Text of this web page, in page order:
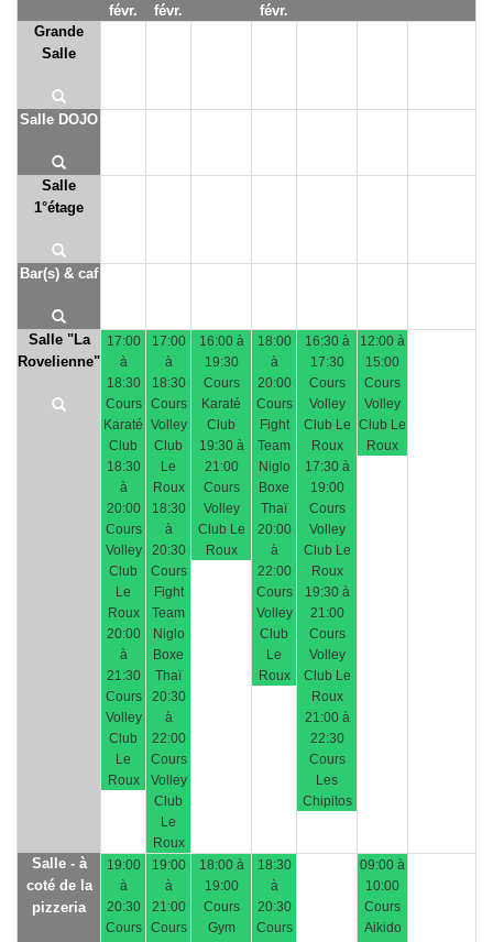
févr.
févr.
févr.
Grande
Salle
Salle DOJO
Salle
1°étage
Bar(s) & caf
Salle "La
Rovelienne"
17:00
à
18:30
Cours
Karaté
Club
18:30
à
20:00
Cours
Volley
Club
Le
Roux
20:00
à
21:30
Cours
Volley
Club
Le
Roux
17:00
à
18:30
Cours
Volley
Club
Le
Roux
18:30
à
20:30
Cours
Fight
Team
Niglo
Boxe
Thaï
20:30
à
22:00
Cours
Volley
Club
Le
Roux
16:00 à
19:30
Cours
Karaté
Club
19:30 à
21:00
Cours
Volley
Club Le
Roux
18:00
à
20:00
Cours
Fight
Team
Niglo
Boxe
Thaï
20:00
à
22:00
Cours
Volley
Club
Le
Roux
16:30 à
17:30
Cours
Volley
Club Le
Roux
17:30 à
19:00
Cours
Volley
Club Le
Roux
19:30 à
21:00
Cours
Volley
Club Le
Roux
21:00 à
22:30
Cours
Les
Chipitos
12:00 à
15:00
Cours
Volley
Club Le
Roux
Salle - à
coté de la
pizzeria
19:00
à
20:30
Cours
19:00
à
21:00
Cours
18:00 à
19:00
Cours
Gym
18:30
à
20:30
Cours
09:00 à
10:00
Cours
Aikido